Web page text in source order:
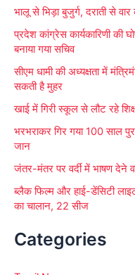
भालू से भिड़ा बुजुर्ग, दराती से
प्रदेश कांग्रेस कार्यकारिणी की
बनाया गया सचिव
सीएम धामी की अध्यक्षता में
सकती है मुहर
खाई में गिरी स्कूल से लौट रहे
भरभराकर गिर गया 100 साल
जान
जंतर-मंतर पर वर्दी में भाषण देने
ब्लैक फिल्म और हाई-डेंसिटी लाइट
का चालान, 22 सीज
Categories